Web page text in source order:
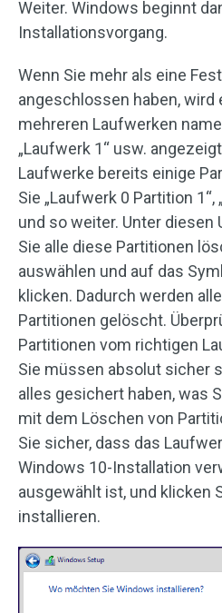
Weiter. Windows beginnt
Installationsvorgang.
Wenn Sie mehr als eine
angeschlossen haben,
mehreren Laufwerken
„Laufwerk 1“ usw.
Laufwerke bereits einige
Sie „Laufwerk 0 Partition
und so weiter. Unter
Sie alle diese Partitionen
auswählen und auf das
klicken. Dadurch werden
Partitionen gelöscht.
Partitionen vom richtigen
Sie müssen absolut sicher
alles gesichert haben, was
mit dem Löschen von
Sie sicher, dass das
Windows 10-Installation
ausgewählt ist, und klicken
installieren.